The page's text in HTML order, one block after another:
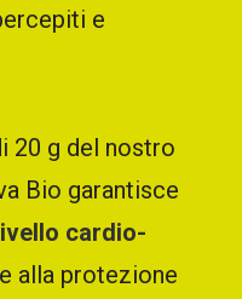
e
20 g del nostro
Bio garantisce
cardio-
alla protezione